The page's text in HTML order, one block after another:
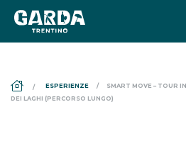
DS_BREADCRUMB.HOME
ESPERIENZE
SMART MOVE – TOUR
DEI LAGHI (PERCORSO LUNGO)